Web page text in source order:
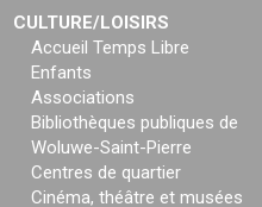
CULTURE/LOISIRS
Accueil Temps Libre
Enfants
Associations
Bibliothèques publiques de
Woluwe-Saint-Pierre
Centres de quartier
Cinéma, théâtre et musées